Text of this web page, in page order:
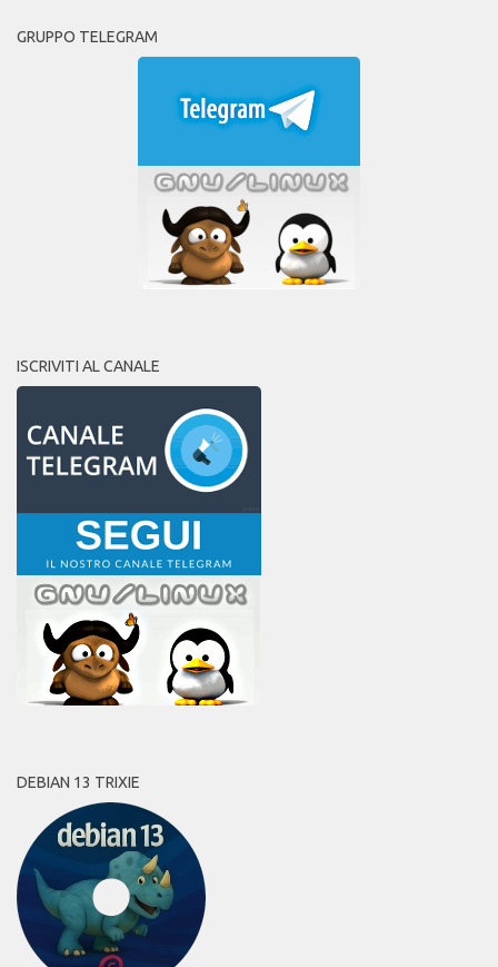
GRUPPO TELEGRAM
ISCRIVITI AL CANALE
DEBIAN 13 TRIXIE